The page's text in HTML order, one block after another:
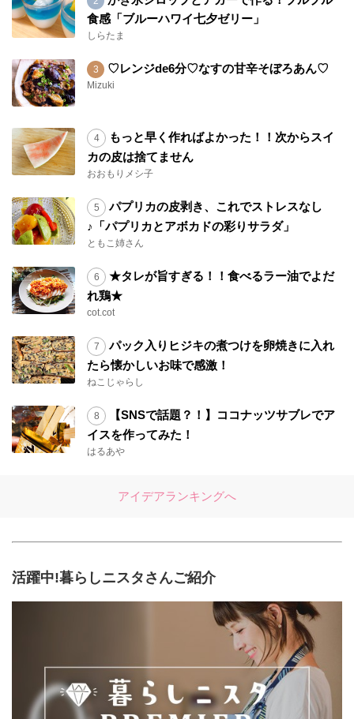
食感「ブルーハワイ七夕ゼリー」
しらたま
♡レンジde6分♡なすの甘辛そぼろあん♡
Mizuki
もっと早く作ればよかった！！次からスイ
カの皮は捨てません
おおもりメシ子
パプリカの皮剥き、これでストレスなし
♪「パプリカとアボカドの彩りサラダ」
ともこ姉さん
★タレが旨すぎる！！食べるラー油でよだ
れ鶏★
cot.cot
パック入りヒジキの煮つけを卵焼きに入れ
たら懐かしいお味で感激！
ねこじゃらし
【SNSで話題？！】ココナッツサブレでア
イスを作ってみた！
はるあや
アイデアランキングへ
活躍中!暮らしニスタさんご紹介